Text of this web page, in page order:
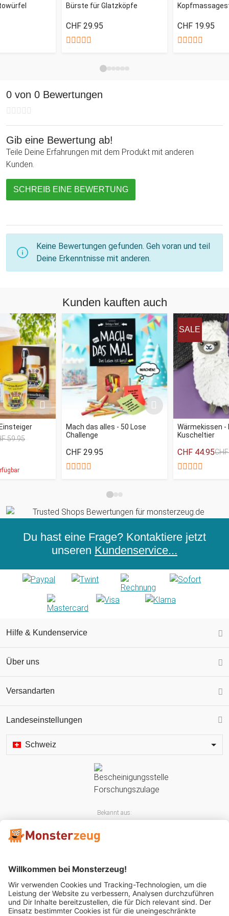
Opa und lasse ihre Augen strahlen.
Bürste für Glatzköpfe
CHF 29.95 CHF 19.95
0 von 0 Bewertungen
Gib eine Bewertung ab!
Teile Deine Erfahrungen mit dem Produkt mit anderen
Kunden.
SCHREIB EINE BEWERTUNG
Keine Bewertungen gefunden. Geh voran und teil
Deine Erkenntnisse mit anderen.
Kunden kauften auch
59.95
Mach das alles - 50 Lose
Challenge
CHF 29.95
SALE
Wärmekissen -
Kuscheltier
CHF 44.95
Du hast eine Frage? Kontaktiere jetzt
unseren Kundenservice...
Hilfe & Kundenservice
Über uns
Versandarten
Landeseinstellungen
Schweiz
Bekannt aus: